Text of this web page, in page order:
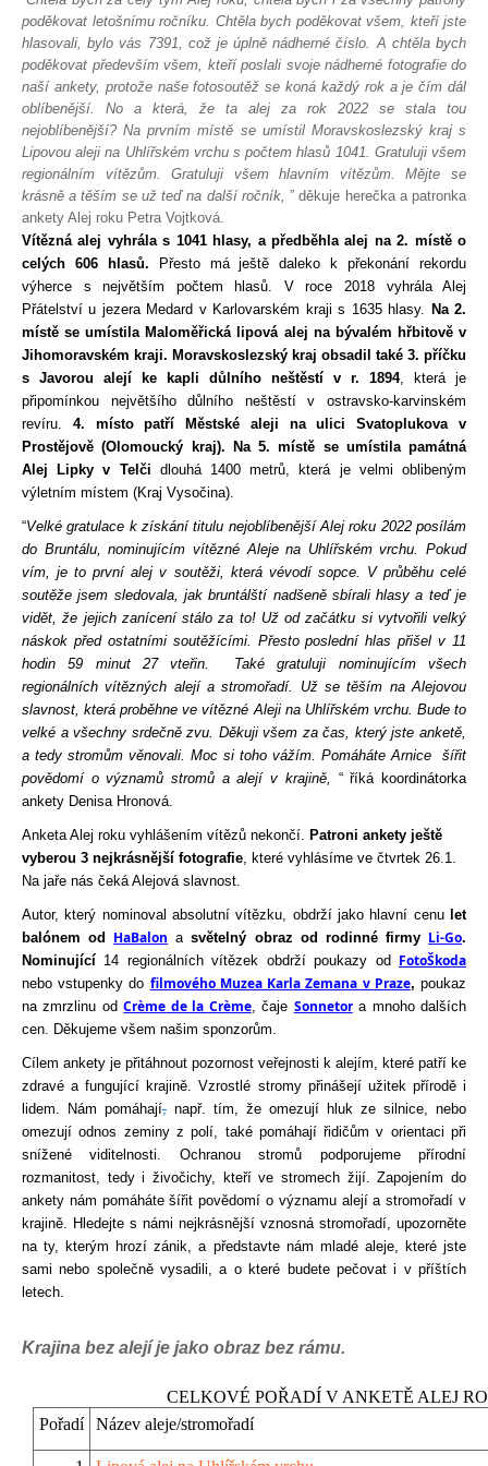
poděkovat letošnímu ročníku. Chtěla bych poděkovat všem, kteří jste
hlasovali, bylo vás 7391, což je úplně nádherné číslo. A chtěla bych
poděkovat především všem, kteří poslali svoje nádherné fotografie do
naší ankety, protože naše fotosoutěž se koná každý rok a je čím dál
oblíbenější. No a která, že ta alej za rok 2022 se stala tou
nejoblíbenější? Na prvním místě se umístil Moravskoslezský kraj s
Lipovou aleji na Uhlířském vrchu s počtem hlasů 1041. Gratuluji všem
regionálním vítězům. Gratuluji všem hlavním vítězům. Mějte se
krásně a těším se už teď na další ročník, ” děkuje herečka a patronka
ankety Alej roku Petra Vojtková.
Vítězná alej vyhrála s 1041 hlasy, a předběhla alej na 2. místě
celých 606 hlasů. Přesto má ještě daleko k překonání
rekordu
výherce s největším počtem hlasů. V roce 2018 vyhrála
Přátelství u jezera Medard v Karlovarském kraji s 1635 hlasy.
místě se umístila Maloměřická lipová alej na bývalém hřbitově
Jihomoravském kraji. Moravskoslezský kraj obsadil také 3. příčku
s Javorou alejí ke kapli důlního neštěstí v r. 1894, která
připomínkou největšího důlního neštěstí v ostravsko-karvinském
revíru. 4. místo patří Městské aleji na ulici Svatoplu kova
Prostějově (Olomoucký kraj). Na 5. místě se umístil a památná
Alej
Lipky v Telči dlouhá 1400 metrů, která je velmi
oblibeným
vý letním místem (Kraj Vysočina).
“Velké gratulace k získání titulu nejoblíbenější Alej roku 2022
do Bruntálu, nominujícím vítězné Aleje na Uhlířském vrchu. Pokud
vím, je to první alej v soutěži, která vévodí sopce. V průběhu celé
soutěže jsem sledovala, jak bruntálští nadšeně sbírali hlasy a teď je
vidět, že jejich zanícení stálo za to! Už od začátku si vytvořili velký
náskok před ostatními soutěžícími. Přesto poslední hlas přišel v 11
hodin 59 minut 27 vteřin.
regionálních vítězných alejí a stromořadí. Už se těším na Alejovou
slavnost, která proběhne ve vítězné Aleji na Uhlířském vrchu. Bude to
velké a všechny srdečně zvu. Děkuji všem za čas, který jste anketě,
a tedy stromům věnovali. Moc si toho vážím. Pomáháte Arnice
šířit
povědomí o významů stromů a alejí v krajině, “ říká koordinátorka
ankety Denisa Hronová.
Anketa Alej roku vyhlášením vítězů nekončí. Patroni ankety ještě
vyberou 3 nejkrásnější fotografie, které vyhlásíme ve čtvrtek 26.1.
Na jaře nás čeká Alejová slavnost.
Autor, který nominoval absolutní vítězku, obdrží jako hlavní cenu
let
balónem od HaBalon a světelný obraz od rodinné firmy Li-Go.
Nominující 14 regionálních vítězek obdrží poukazy od FotoŠkoda
nebo vstupenky do filmového Muzea Karla Zemana v Praze, poukaz
na zmrzlinu od Crème de la Crème, čaje Sonnetor a mnoho dalších
cen. Děkujeme všem našim sponzorům.
Cílem ankety je přitáhnout pozornost veřejnosti k alejím, které patří ke
zdravé a fungující krajině. Vzrostlé stromy přinášejí užitek přírodě i
lidem. Nám pomáhají, např. tím, že omezují hluk ze silnice, nebo
omezují odnos zeminy z polí, také pomáhají řidičům v orientaci při
snížené
viditelnosti. Ochranou stromů podporujeme
přírodní
rozmanitost, tedy i živočichy, kteří ve stromech žijí. Zapojením
ankety nám pomáháte šířit povědomí o významu alejí a stromořadí
krajině. Hledejte s námi nejkrásnější vznosná stromořadí, upozorněte
na ty, kterým hrozí zánik, a představte nám mladé aleje, které jste
sami nebo společně vysadili, a o které budete pečovat i v příštích
letech.
Krajina bez alejí je jako obraz bez rámu.
CELKOVÉ POŘADÍ V ANKETĚ ALEJ
Pořadí
Název aleje/stromořadí